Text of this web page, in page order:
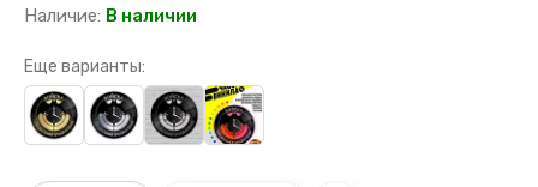
Наличие: В наличии
Еще варианты: